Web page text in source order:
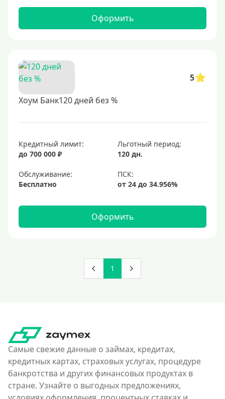
Оформить
5
Хоум Банк120 дней без %
Кредитный лимит:
до 700 000 ₽
Льготный период:
120 дн.
Обслуживание:
Бесплатно
Оформить
1
Самые свежие данные о займах, кредитах,
кредитных картах, страховых услугах, процедуре
банкротства и других финансовых продуктах в
стране. Узнайте о выгодных предложениях,